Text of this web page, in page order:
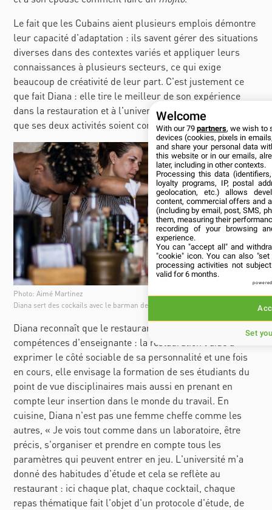
Le fait que les Cubains aient plusieurs emplois démontre
leur capacité d'adaptation : ils savent gérer des situations
diverses dans des contextes variés et appliquer leurs
connaissances à plusieurs secteurs, ce qui exige
beaucoup de créativité de leur part. C'est justement ce
que fait Diana : elle tire le meilleur de son expérience
dans la restauration et à l'université pour faire en sorte
que ses deux activités soient complémentaires.
Photo: Aimé Martinez
Diana sert des cockails avec le barman de Jibaro
Diana reconnaît que le restaurant l'a aidé à enrichir ses
compétences d'enseignante : la restauration l'aide à
exprimer le côté sociable de sa personnalité et une fois
en cours, elle envisage la formation de ses étudiants du
point de vue disciplinaires mais aussi en prenant en
compte leur insertion dans le monde du travail. En
cuisine, Diana n'est pas une femme cheffe comme les
autres, « Je vois tout comme dans un laboratoire, être
précis, s'organiser et prendre en compte tous les
paramètres qui peuvent entrer en jeu. L'université m'a
donné des habitudes d'étude et cela se reflète au
restaurant : ici chaque plat, chaque cocktail, chaque
repas thématique fait l'objet d'un protocole d'étude, de
Welcome
With our 79partners, we wish to
devices (cookies, pixels in
and share your personal data
this website or in our emails,
later, including in other contexts.
Processing this data
loyalty programs, IP, postal
geolocation, etc.) allows
content, commercial offers and
(including by email, post, SMS,
them, measuring their
recording of your browsing
experience.
You can "accept all" and
"cookie" icon. You can also
processing activities not
valid for 6 months.
Set